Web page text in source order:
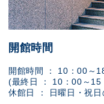
開館時間
開館時間 ： 10：00～
(最終日 ： 10：00～15
休館日 ： 日曜日・祝日